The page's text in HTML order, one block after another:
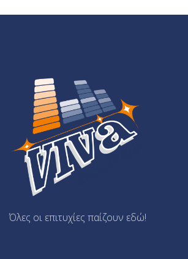
Όλες οι επιτυχίες παίζουν εδώ!